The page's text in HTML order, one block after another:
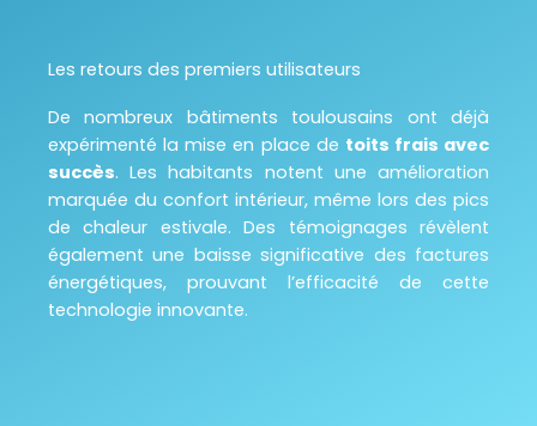
Les retours des premiers utilisateurs
De nombreux bâtiments toulousains ont déjà
expérimenté la mise en place de toits frais avec
succès. Les habitants notent une amélioration
marquée du confort intérieur, même lors des pics
de chaleur estivale. Des témoignages révèlent
également une baisse significative des factures
énergétiques, prouvant l’efficacité de cette
technologie innovante.